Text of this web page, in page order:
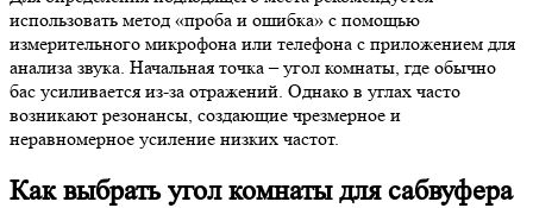
использовать метод «проба и ошибка» с помощью
измерительного микрофона или телефона с приложением для
анализа звука. Начальная точка – угол комнаты, где обычно
бас усиливается из-за отражений. Однако в углах часто
возникают резонансы, создающие чрезмерное и
неравномерное усиление низких частот.
Как выбрать угол комнаты для сабвуфера